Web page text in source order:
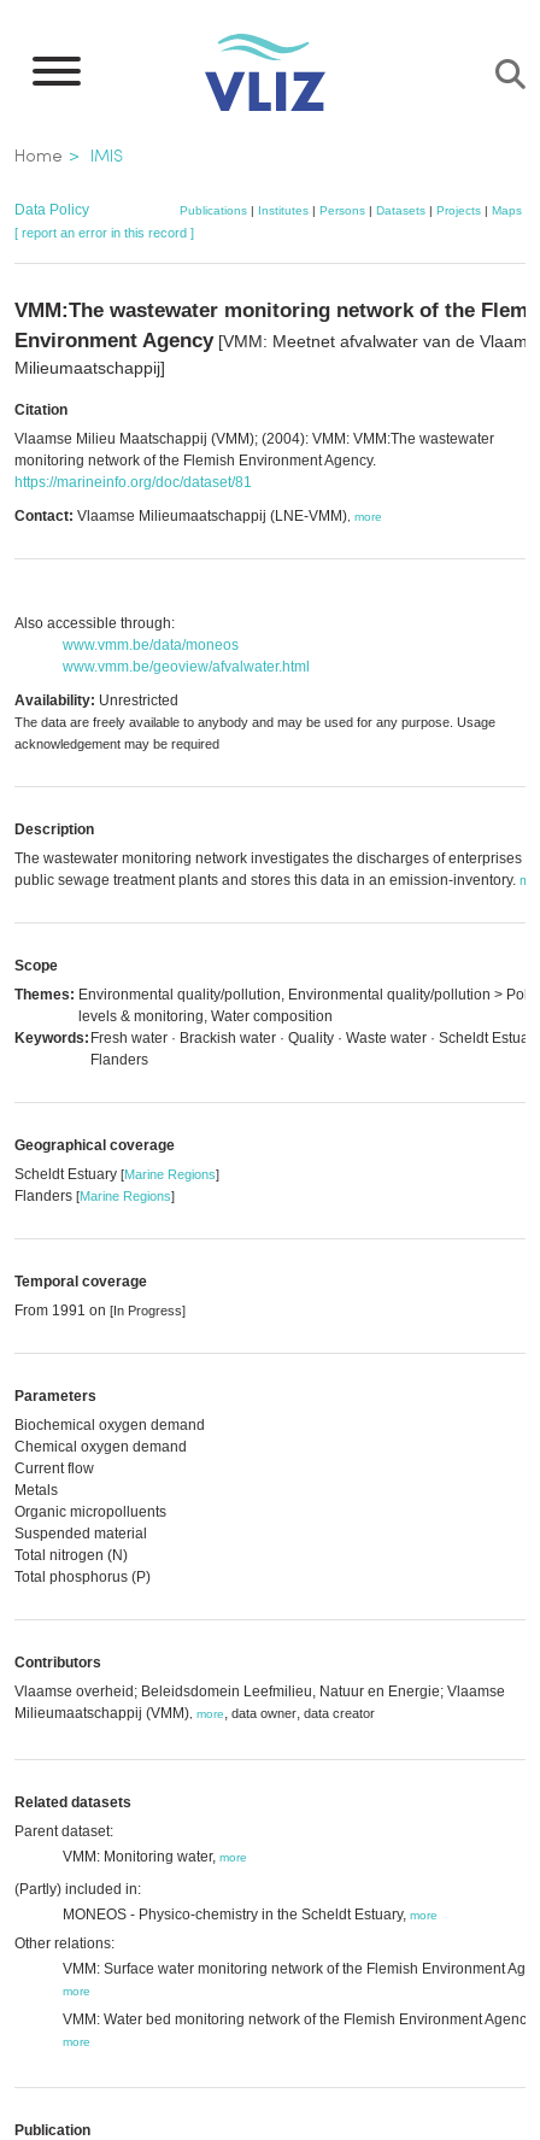
main
Breadcrumb
Home IMIS
Data Policy Publications| Institutes| Persons| Datasets| Projects| Maps
[ report an error in this record ]
VMM:The wastewater monitoring network of the
Environment Agency[VMM: Meetnet afvalwater van de
Milieumaatschappij]
Citation
Vlaamse Milieu Maatschappij (VMM); (2004): VMM: VMM:The wastewater
monitoring network of the Flemish Environment Agency.
https://marineinfo.org/doc/dataset/81
Contact: Vlaamse Milieumaatschappij (LNE-VMM) more
Also accessible through:
www.vmm.be/data/moneos
www.vmm.be/geoview/afvalwater.html
Availability: Unrestricted
The data are freely available to anybody and may be used for any purpose. Usage
acknowledgement may be required
Description
The wastewater monitoring network investigates the discharges of enterprises
public sewage treatment plants and stores this data in an emission-inventory.
Scope
Themes: Environmental quality/pollution, Environmental quality/pollution >
levels & monitoring, Water composition
Keywords: Fresh water · Brackish water · Quality · Waste water · Scheldt
Flanders
Geographical coverage
Scheldt Estuary [Marine Regions]
Flanders [Marine Regions]
Temporal coverage
From 1991 on [In Progress]
Parameters
Biochemical oxygen demand
Chemical oxygen demand
Current flow
Metals
Organic micropolluents
Suspended material
Total nitrogen (N)
Total phosphorus (P)
Contributors
Vlaamse overheid; Beleidsdomein Leefmilieu, Natuur en Energie; Vlaamse
Milieumaatschappij (VMM) more, data owner, data creator
Related datasets
Parent dataset:
VMM: Monitoring water, more
(Partly) included in:
MONEOS - Physico-chemistry in the Scheldt Estuary, more
Other relations:
VMM: Surface water monitoring network of the Flemish Environment
more
VMM: Water bed monitoring network of the Flemish Environment Agency,
more
Publication